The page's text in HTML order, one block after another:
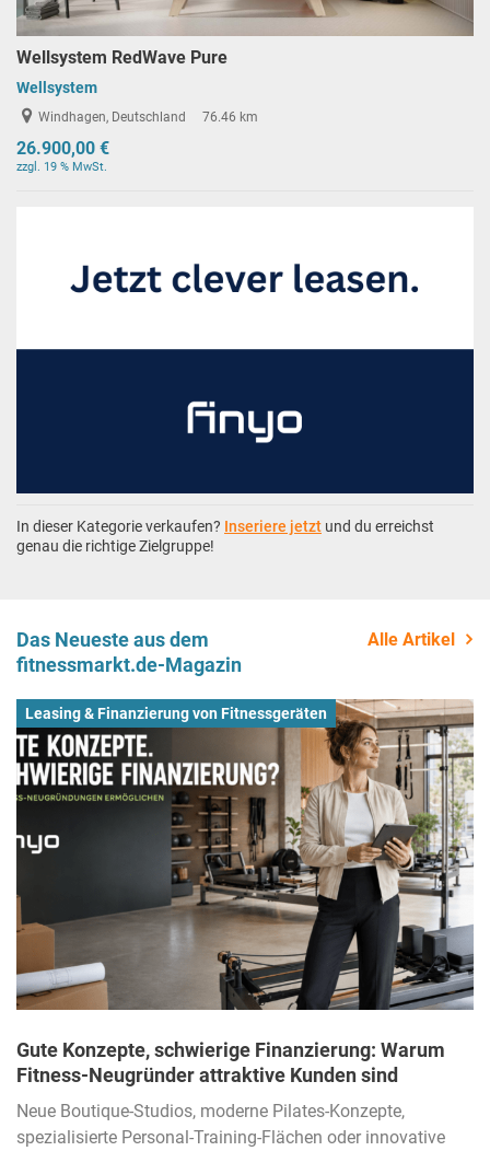
Wellsystem RedWave Pure
Wellsystem
Windhagen, Deutschland 76.46 km
26.900,00 €
zzgl. 19 % MwSt.
In dieser Kategorie verkaufen? Inseriere jetzt und du erreichst
genau die richtige Zielgruppe!
Das Neueste aus dem
fitnessmarkt.de-Magazin
Alle Artikel
Leasing & Finanzierung von Fitnessgeräten
Gute Konzepte, schwierige Finanzierung: Warum
Fitness-Neugründer attraktive Kunden sind
Neue Boutique-Studios, moderne Pilates-Konzepte,
spezialisierte Personal-Training-Flächen oder innovative